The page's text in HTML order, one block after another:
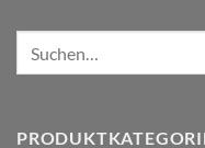
Ford
Lenkradfernbedienung
anschließen